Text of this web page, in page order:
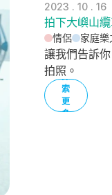
2023 . 10 . 16
拍下大嶼山
情侶 家庭樂
讓我們告訴
拍照。
探
索
更
多